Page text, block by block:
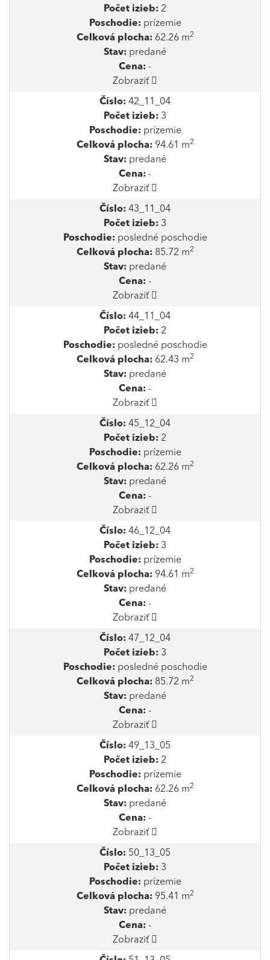
Počet izieb: 2
Poschodie:prízemie
Celková plocha: 62.26 m2
Stav: predané
Cena: -
Zobraziť
Číslo: 42_11_04
Počet izieb: 3
Poschodie:prízemie
Celková plocha: 94.61 m2
Stav: predané
Cena: -
Zobraziť
Číslo: 43_11_04
Počet izieb: 3
Poschodie:posledné poschodie
Celková plocha: 85.72 m2
Stav: predané
Cena: -
Zobraziť
Číslo: 44_11_04
Počet izieb: 2
Poschodie:posledné poschodie
Celková plocha: 62.43 m2
Stav: predané
Cena: -
Zobraziť
Číslo: 45_12_04
Počet izieb: 2
Poschodie:prízemie
Celková plocha: 62.26 m2
Stav: predané
Cena: -
Zobraziť
Číslo: 46_12_04
Počet izieb: 3
Poschodie:prízemie
Celková plocha: 94.61 m2
Stav: predané
Cena: -
Zobraziť
Číslo: 47_12_04
Počet izieb: 3
Poschodie:posledné poschodie
Celková plocha: 85.72 m2
Stav: predané
Cena: -
Zobraziť
Číslo: 49_13_05
Počet izieb: 2
Poschodie:prízemie
Celková plocha: 62.26 m2
Stav: predané
Cena: -
Zobraziť
Číslo: 50_13_05
Počet izieb: 3
Poschodie:prízemie
Celková plocha: 95.41 m2
Stav: predané
Cena: -
Zobraziť